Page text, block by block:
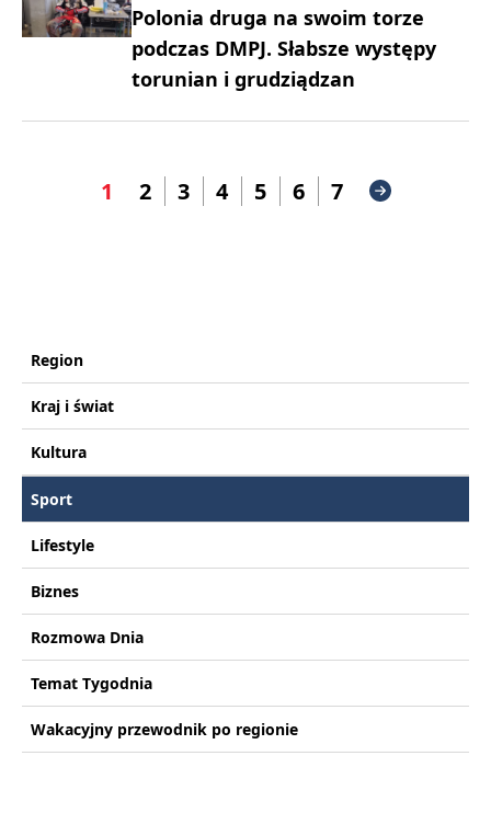
Polonia druga na swoim torze
podczas DMPJ. Słabsze występy
torunian i grudziądzan
1 2 3 4 5 6 7
Region
Kraj i świat
Kultura
Sport
Lifestyle
Biznes
Rozmowa Dnia
Temat Tygodnia
Wakacyjny przewodnik po regionie